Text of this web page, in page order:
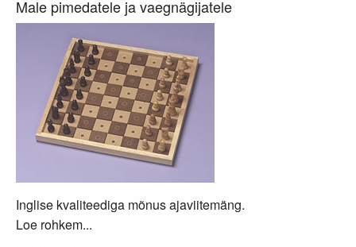
Male pimedatele ja vaegnägijatele
Inglise kvaliteediga mõnus ajaviitemäng.
Loe rohkem...